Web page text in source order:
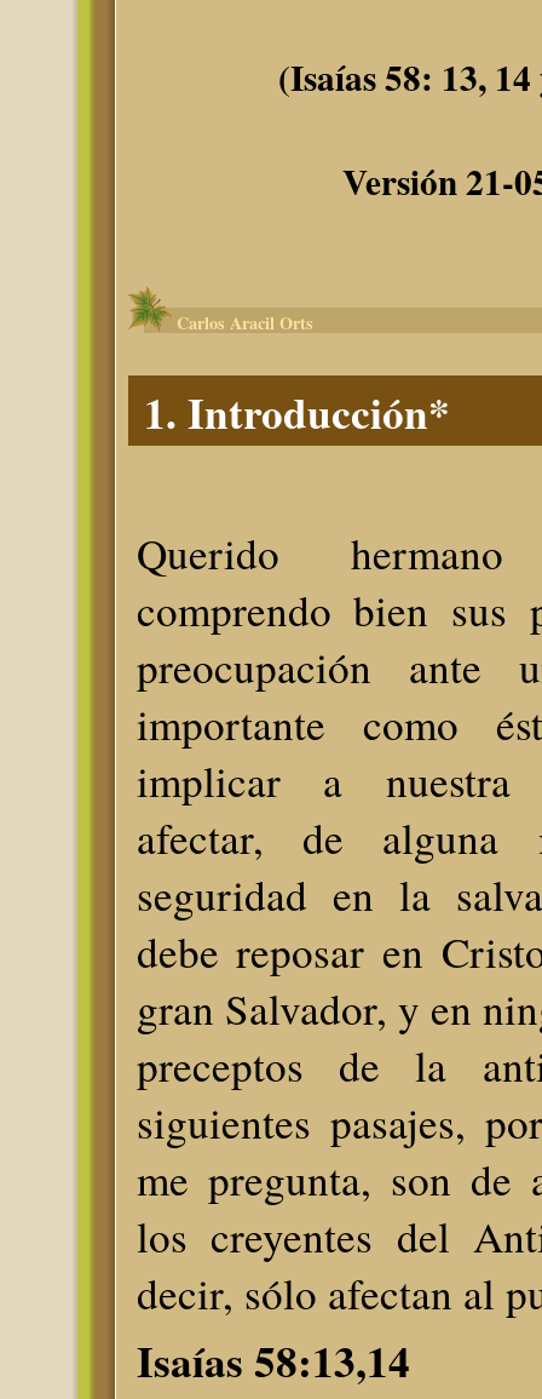
(Isaías 58: 13,
Versión 21-
Carlos Aracil Orts
1. Introducción*
Querido
comprendo bien sus
preocupación ante
importante como
implicar a nuestra
afectar, de alguna
seguridad en la
debe reposar en
gran Salvador, y en
preceptos de la
siguientes pasajes,
me pregunta, son de
los creyentes del
decir, sólo afectan al
Isaías 58:13,14